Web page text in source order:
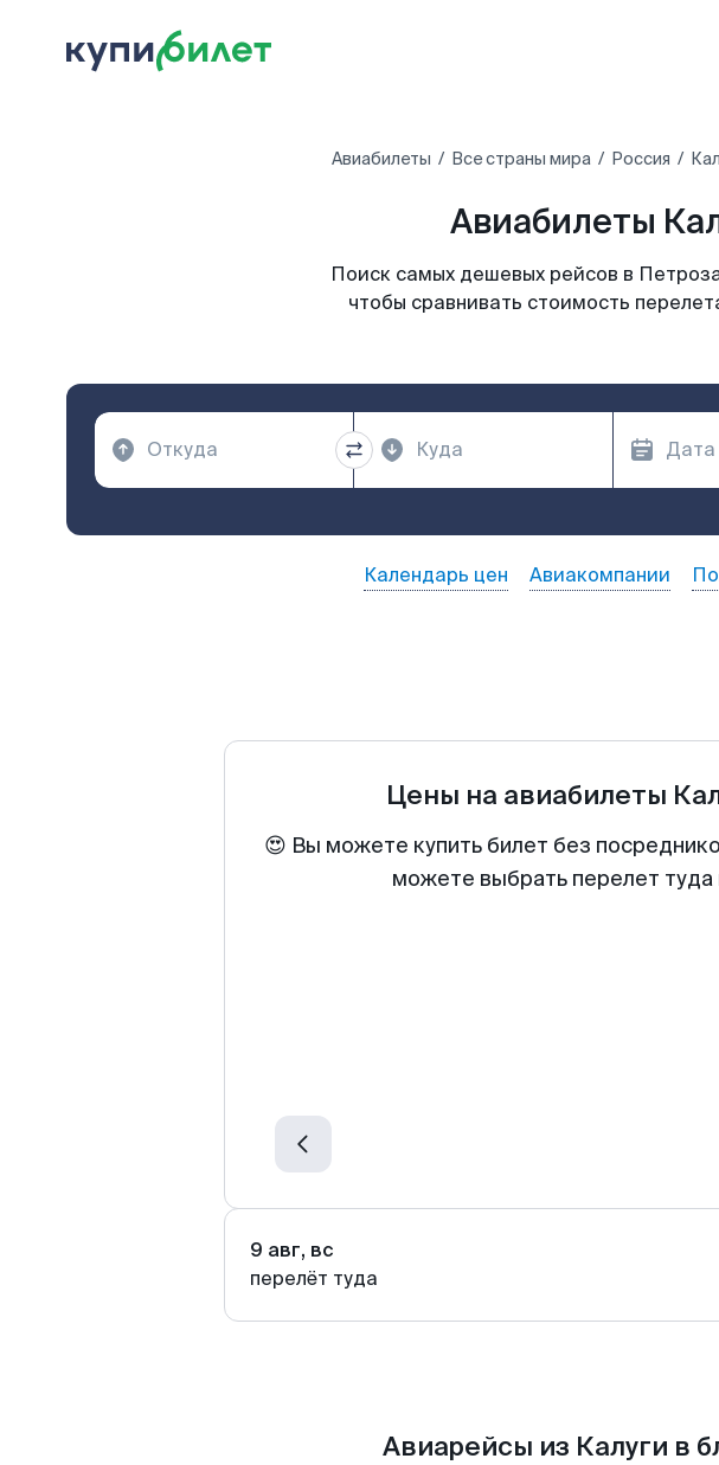
Авиабилеты Все страны мира Россия
Авиабилеты
Поиск самых дешевых рейсов в
чтобы сравнивать стоимость
Календарь цен Авиакомпании
Цены на авиабилеты
😍 Вы можете купить билет без
можете выбрать перелет
9 авг, вс
перелёт туда
Авиарейсы из Калуги в